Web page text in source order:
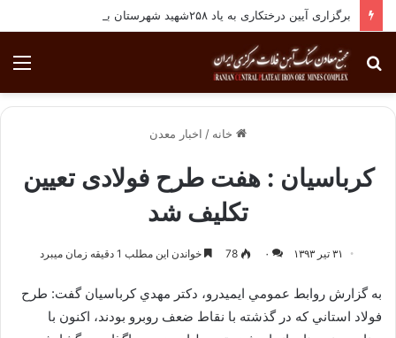
برگزاری آیین درختکاری به یاد ۲۵۸شهید شهرستان بافق
جستجو
برای
خانه / اخبار معدن
کرباسیان : هفت طرح فولادی تعیین
تکلیف شد
۳۱ تیر ۱۳۹۳ ۰ 78 خواندن این مطلب 1 دقیقه زمان میبرد
به گزارش روابط عمومي ايميدرو، دكتر مهدي كرباسيان گفت: طرح
فولاد استاني كه در گذشته با نقاط ضعف روبرو بودند، اكنون با